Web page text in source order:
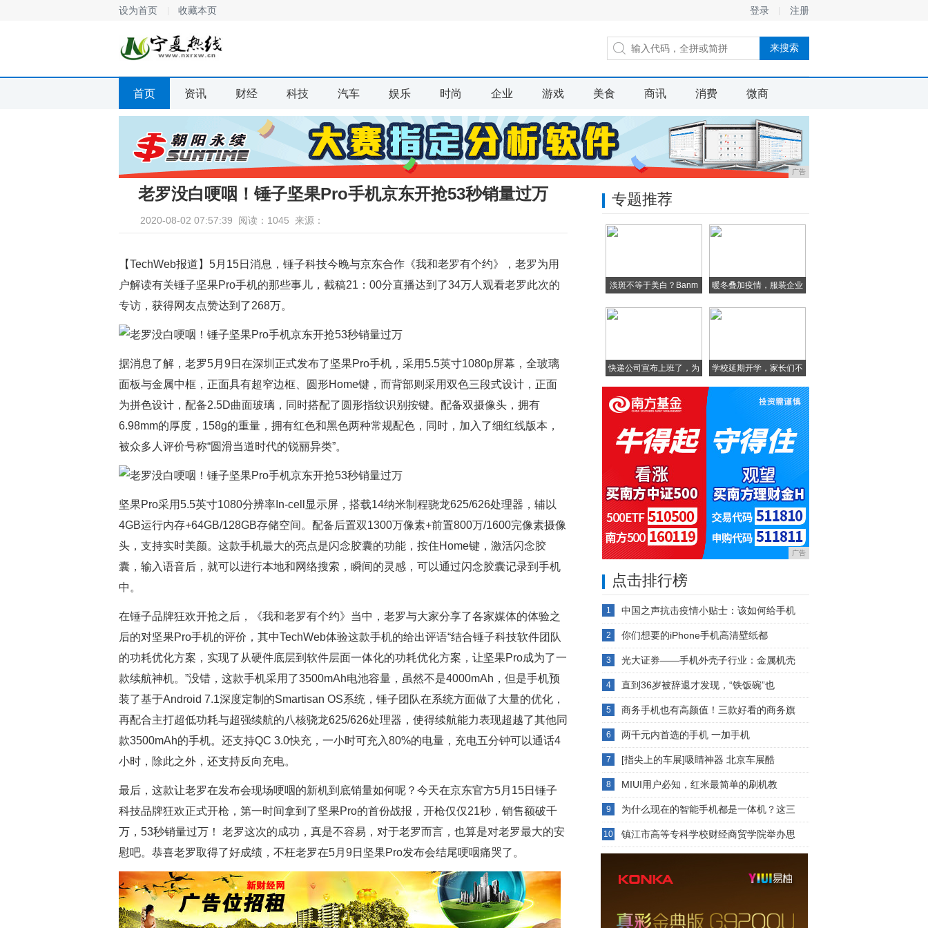
设为首页 收藏本页 登录 注册
首页 资讯 财经 科技 汽车 娱乐 时尚 企业 游戏 美食 商讯 消费 微商
广告
老罗没白哽咽！锤子坚果Pro手机京东开抢53秒销量过万
2020-08-02 07:57:39 阅读：1045 来源：
【TechWeb报道】5月15日消息，锤子科技今晚与京东合作《我和老罗有个约》，老罗为用
户解读有关锤子坚果Pro手机的那些事儿，截稿21：00分直播达到了34万人观看老罗此次的
专访，获得网友点赞达到了268万。
据消息了解，老罗5月9日在深圳正式发布了坚果Pro手机，采用5.5英寸1080p屏幕，全玻璃
面板与金属中框，正面具有超窄边框、圆形Home键，而背部则采用双色三段式设计，正面
为拼色设计，配备2.5D曲面玻璃，同时搭配了圆形指纹识别按键。配备双摄像头，拥有
6.98mm的厚度，158g的重量，拥有红色和黑色两种常规配色，同时，加入了细红线版本，
被众多人评价号称“圆滑当道时代的锐丽异类”。
坚果Pro采用5.5英寸1080分辨率In-cell显示屏，搭载14纳米制程骁龙625/626处理器，辅以
4GB运行内存+64GB/128GB存储空间。配备后置双1300万像素+前置800万/1600完像素摄像
头，支持实时美颜。这款手机最大的亮点是闪念胶囊的功能，按住Home键，激活闪念胶
囊，输入语音后，就可以进行本地和网络搜索，瞬间的灵感，可以通过闪念胶囊记录到手机
中。
在锤子品牌狂欢开抢之后，《我和老罗有个约》当中，老罗与大家分享了各家媒体的体验之
后的对坚果Pro手机的评价，其中TechWeb体验这款手机的给出评语“结合锤子科技软件团队
的功耗优化方案，实现了从硬件底层到软件层面一体化的功耗优化方案，让坚果Pro成为了一
款续航神机。”没错，这款手机采用了3500mAh电池容量，虽然不是4000mAh，但是手机预
装了基于Android 7.1深度定制的Smartisan OS系统，锤子团队在系统方面做了大量的优化，
再配合主打超低功耗与超强续航的八核骁龙625/626处理器，使得续航能力表现超越了其他同
款3500mAh的手机。还支持QC 3.0快充，一小时可充入80%的电量，充电五分钟可以通话4
小时，除此之外，还支持反向充电。
最后，这款让老罗在发布会现场哽咽的新机到底销量如何呢？今天在京东官方5月15日锤子
科技品牌狂欢正式开枪，第一时间拿到了坚果Pro的首份战报，开枪仅仅21秒，销售额破千
万，53秒销量过万！ 老罗这次的成功，真是不容易，对于老罗而言，也算是对老罗最大的安
慰吧。恭喜老罗取得了好成绩，不枉老罗在5月9日坚果Pro发布会结尾哽咽痛哭了。
专题推荐
淡斑不等于美白？Banm
暖冬叠加疫情，服装企业
快递公司宣布上班了，为
啥
学校延期开学，家长们不
淡
广告
点击排行榜
1 中国之声抗击疫情小贴士：该如何给手机
2 你们想要的iPhone手机高清壁纸都
3 光大证券——手机外壳子行业：金属机壳
4 直到36岁被辞退才发现，“铁饭碗”也
5 商务手机也有高颜值！三款好看的商务旗
6 两千元内首选的手机 一加手机
7 [指尖上的车展]吸睛神器 北京车展酷
8 MIUI用户必知，红米最简单的刷机教
9 为什么现在的智能手机都是一体机？这三
10 镇江市高等专科学校财经商贸学院举办思